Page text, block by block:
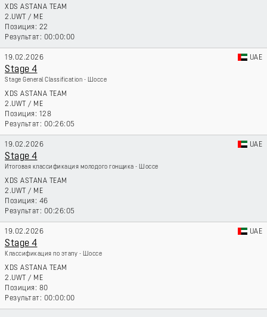
XDS ASTANA TEAM
2.UWT / ME
22
00:00:00
19.02.2026 UAE
Stage 4
Stage General Classification - Шоссе
XDS ASTANA TEAM
2.UWT / ME
128
00:26:05
19.02.2026 UAE
Stage 4
Итоговая классификация молодого гонщика - Шоссе
XDS ASTANA TEAM
2.UWT / ME
46
00:26:05
19.02.2026 UAE
Stage 4
Классификация по этапу - Шоссе
XDS ASTANA TEAM
2.UWT / ME
80
00:00:00